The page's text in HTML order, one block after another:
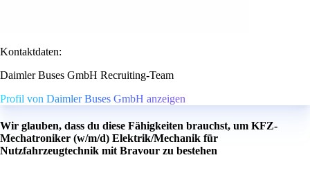
Kontaktdaten:
Daimler Buses GmbH Recruiting-Team
Profil von Daimler Buses GmbH anzeigen
Wir glauben, dass du diese Fähigkeiten brauchst, um KFZ-
Mechatroniker (w/m/d) Elektrik/Mechanik für
Nutzfahrzeugtechnik mit Bravour zu bestehen